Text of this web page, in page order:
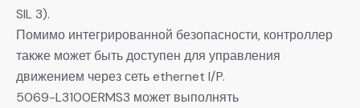
SIL 3).
Помимо интегрированной безопасности, контроллер
также может быть доступен для управления
движением через сеть ethernet I/P.
5069-L3100ERMS3 может выполнять